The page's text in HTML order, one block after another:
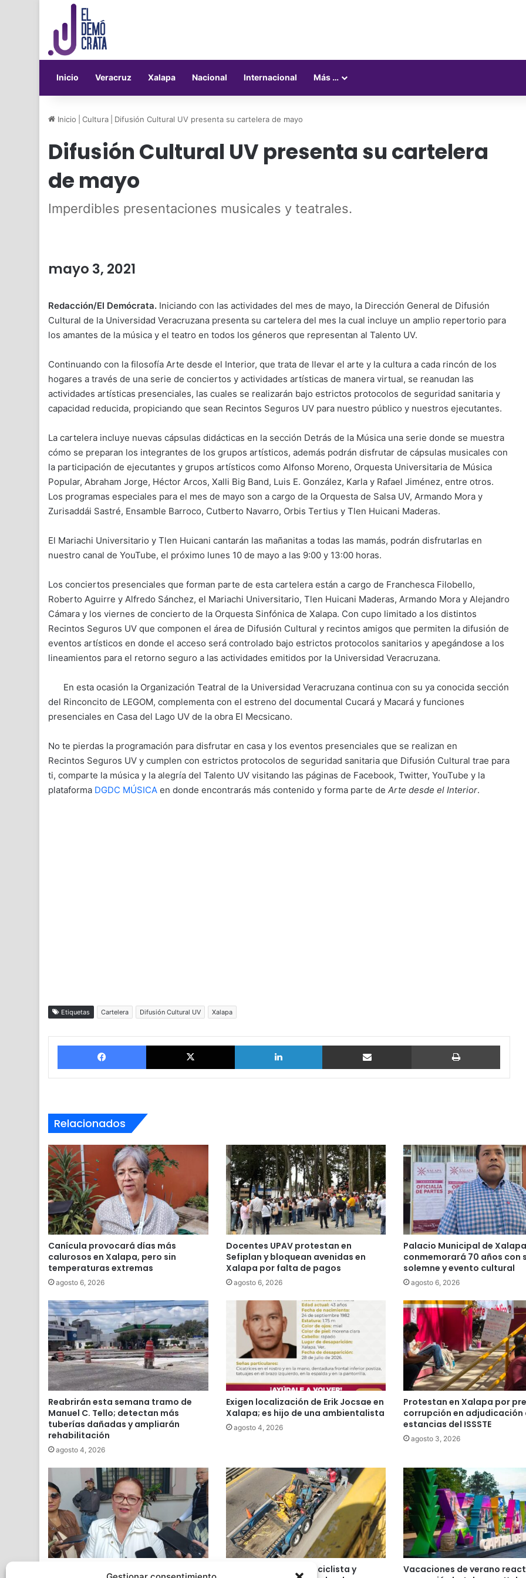
Inicio Veracruz Xalapa Nacional Internacional Más …
Inicio Cultura Difusión Cultural UV presenta su cartelera de mayo
Difusión Cultural UV presenta su cartelera
de mayo
Imperdibles presentaciones musicales y teatrales.
mayo 3, 2021
Redacción/El Demócrata. Iniciando con las actividades del mes de mayo, la Dirección General de Difusión
Cultural de la Universidad Veracruzana presenta su cartelera del mes la cual incluye un amplio repertorio para
los amantes de la música y el teatro en todos los géneros que representan al Talento UV.
Continuando con la filosofía Arte desde el Interior, que trata de llevar el arte y la cultura a cada rincón de los
hogares a través de una serie de conciertos y actividades artísticas de manera virtual, se reanudan las
actividades artísticas presenciales, las cuales se realizarán bajo estrictos protocolos de seguridad sanitaria y
capacidad reducida, propiciando que sean Recintos Seguros UV para nuestro público y nuestros ejecutantes.
La cartelera incluye nuevas cápsulas didácticas en la sección Detrás de la Música una serie donde se muestra
cómo se preparan los integrantes de los grupos artísticos, además podrán disfrutar de cápsulas musicales con
la participación de ejecutantes y grupos artísticos como Alfonso Moreno, Orquesta Universitaria de Música
Popular, Abraham Jorge, Héctor Arcos, Xalli Big Band, Luis E. González, Karla y Rafael Jiménez, entre otros.
Los programas especiales para el mes de mayo son a cargo de la Orquesta de Salsa UV, Armando Mora y
Zurisaddái Sastré, Ensamble Barroco, Cutberto Navarro, Orbis Tertius y Tlen Huicani Maderas.
El Mariachi Universitario y Tlen Huicani cantarán las mañanitas a todas las mamás, podrán disfrutarlas en
nuestro canal de YouTube, el próximo lunes 10 de mayo a las 9:00 y 13:00 horas.
Los conciertos presenciales que forman parte de esta cartelera están a cargo de Franchesca Filobello,
Roberto Aguirre y Alfredo Sánchez, el Mariachi Universitario, Tlen Huicani Maderas, Armando Mora y Alejandro
Cámara y los viernes de concierto de la Orquesta Sinfónica de Xalapa. Con cupo limitado a los distintos
Recintos Seguros UV que componen el área de Difusión Cultural y recintos amigos que permiten la difusión de
eventos artísticos en donde el acceso será controlado bajo estrictos protocolos sanitarios y apegándose a los
lineamientos para el retorno seguro a las actividades emitidos por la Universidad Veracruzana.
En esta ocasión la Organización Teatral de la Universidad Veracruzana continua con su ya conocida sección
del Rinconcito de LEGOM, complementa con el estreno del documental Cucará y Macará y funciones
presenciales en Casa del Lago UV de la obra El Mecsicano.
No te pierdas la programación para disfrutar en casa y los eventos presenciales que se realizan en
Recintos Seguros UV y cumplen con estrictos protocolos de seguridad sanitaria que Difusión Cultural trae para
ti, comparte la música y la alegría del Talento UV visitando las páginas de Facebook, Twitter, YouTube y la
plataforma DGDC MÚSICA en donde encontrarás más contenido y forma parte deArte desde el Interior.
Etiquetas Cartelera Difusión Cultural UV Xalapa
Facebook X LinkedIn vía email
Relacionados
Canícula provocará días más
calurosos en Xalapa, pero sin
temperaturas extremas
agosto 6, 2026
Docentes UPAV protestan en
Sefiplan y bloquean avenidas en
Xalapa por falta de pagos
agosto 6, 2026
Palacio Municipal de Xalapa
conmemorará 70 años con
solemne y evento cultural
agosto 6, 2026
Reabrirán esta semana tramo de
Manuel C. Tello; detectan más
tuberías dañadas y ampliarán
rehabilitación
agosto 4, 2026
Exigen localización de Erik Jocsae en
Xalapa; es hijo de una ambientalista
agosto 4, 2026
Protestan en Xalapa por
corrupción en adjudicación
estancias del ISSSTE
agosto 3, 2026
Tras muerte de motociclista y
Vacaciones de verano